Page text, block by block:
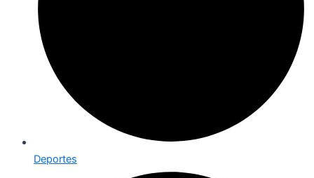
Deportes